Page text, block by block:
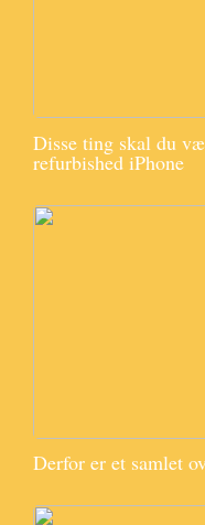
Disse ting skal du
refurbished iPhone
Derfor er et samlet